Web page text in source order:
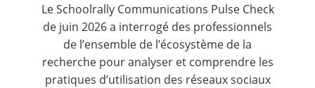
Le Schoolrally Communications Pulse Check
de juin 2026 a interrogé des professionnels
de l’ensemble de l’écosystème de la
recherche pour analyser et comprendre les
pratiques d’utilisation des réseaux sociaux